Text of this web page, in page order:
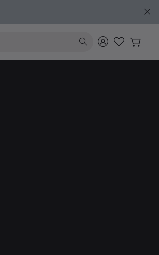
向きの矢印を使うと検索結果を確認できま